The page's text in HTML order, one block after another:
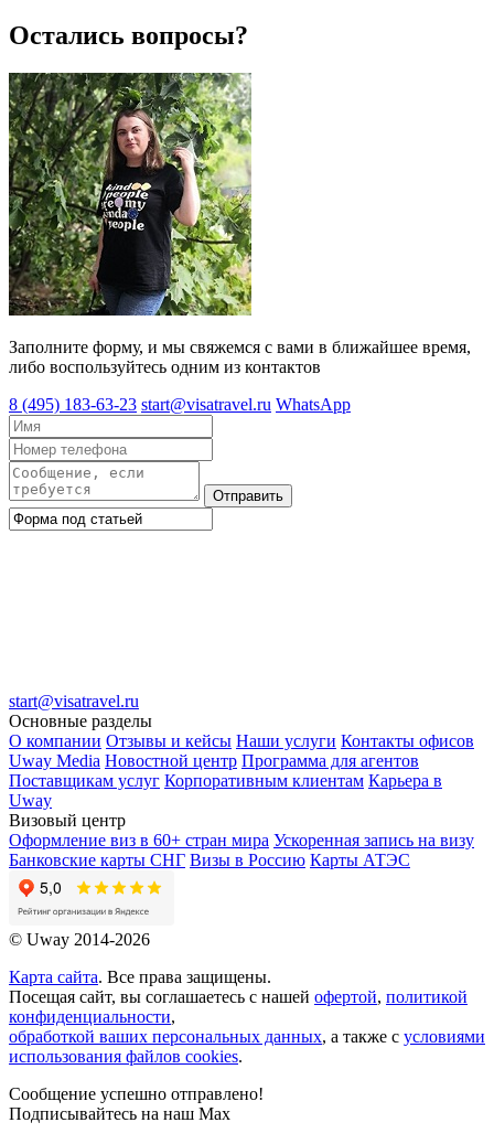
Остались вопросы?
Заполните форму, и мы свяжемся с вами в ближайшее время,
либо воспользуйтесь одним из контактов
8 (495) 183-63-23 start@visatravel.ru WhatsApp
Отправить
start@visatravel.ru
Основные разделы
О компании Отзывы и кейсы Наши услуги Контакты офисов
Uway Media Новостной центр Программа для агентов
Поставщикам услуг Корпоративным клиентам Карьера в
Uway
Визовый центр
Оформление виз в 60+ стран мира Ускоренная запись на визу
Банковские карты СНГ Визы в Россию Карты АТЭС
© Uway 2014-2026
Карта сайта. Все права защищены.
Посещая сайт, вы соглашаетесь с нашей офертой, политикой
конфиденциальности,
обработкой ваших персональных данных, а также с условиями
использования файлов cookies.
Сообщение успешно отправлено!
Подписывайтесь на наш Max